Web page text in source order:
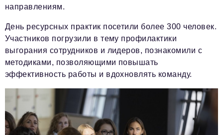
направлениям.
День ресурсных практик посетили более 300 человек.
Участников погрузили в тему профилактики
выгорания сотрудников и лидеров, познакомили с
методиками, позволяющими повышать
эффективность работы и вдохновлять команду.